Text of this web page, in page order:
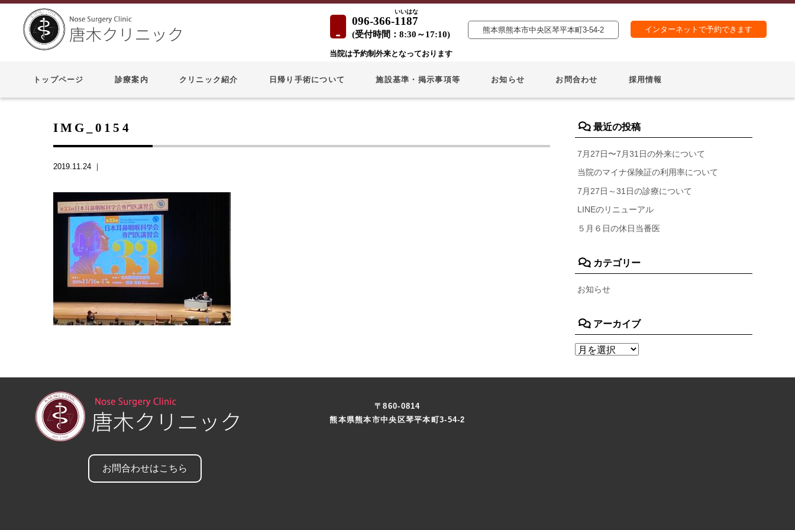
096-366-1187
いいはな
(受付時間： 8:30～17:10)
当院は予約制外来となっております
熊本県熊本市中央区琴平本町3-54-2 インターネットで予約できます
トップページ 診療案内 クリニック紹介 日帰り手術について 施設基準・掲示事項等 お知らせ お問合わせ 採用情報
IMG_0154
2019.11.24 ｜
最近の投稿
7月27日〜7月31日の外来について
当院のマイナ保険証の利用率について
7月27日～31日の診療について
LINEのリニューアル
５月６日の休日当番医
カテゴリー
お知らせ
アーカイブ
お問合わせはこちら
〒860-0814
熊本県熊本市中央区琴平本町3-54-2